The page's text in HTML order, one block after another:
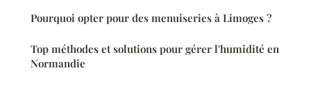
Pourquoi opter pour des menuiseries à Limoges ?
Top méthodes et solutions pour gérer l'humidité en
Normandie